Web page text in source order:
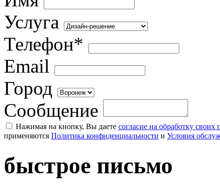
Услуга
Телефон*
Email
Город
Сообщение
Нажимая на кнопку, Вы даете согласие на обработку
применяются Политика конфиденциальности и Условия
быстрое письмо